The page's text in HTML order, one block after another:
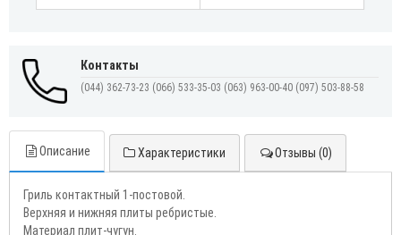
Контакты
(044) 362-73-23 (066) 533-35-03 (063) 963-00-40 (097) 503-88-58
Описание Характеристики Отзывы (0)
Гриль контактный 1-постовой.
Верхняя и нижняя плиты ребристые.
Материал плит-чугун.